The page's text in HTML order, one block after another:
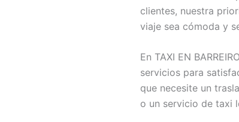
clientes, nuestra
viaje sea cómoda y
En TAXI EN
servicios para
que necesite un
o un servicio de taxi